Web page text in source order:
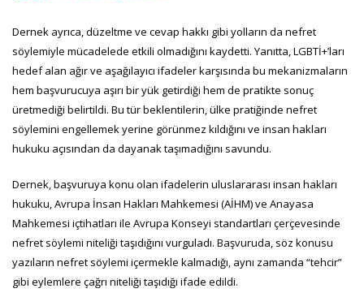
Dernek ayrıca, düzeltme ve cevap hakkı gibi yolların da nefret
söylemiyle mücadelede etkili olmadığını kaydetti. Yanıtta, LGBTİ+’ları
hedef alan ağır ve aşağılayıcı ifadeler karşısında bu mekanizmaların
hem başvurucuya aşırı bir yük getirdiği hem de pratikte sonuç
üretmediği belirtildi. Bu tür beklentilerin, ülke pratiğinde nefret
söylemini engellemek yerine görünmez kıldığını ve insan hakları
hukuku açısından da dayanak taşımadığını savundu.
Dernek, başvuruya konu olan ifadelerin uluslararası insan hakları
hukuku, Avrupa İnsan Hakları Mahkemesi (AİHM) ve Anayasa
Mahkemesi içtihatları ile Avrupa Konseyi standartları çerçevesinde
nefret söylemi niteliği taşıdığını vurguladı. Başvuruda, söz konusu
yazıların nefret söylemi içermekle kalmadığı, aynı zamanda “tehcir”
gibi eylemlere çağrı niteliği taşıdığı ifade edildi.